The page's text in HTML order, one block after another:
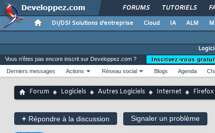
FORUMS TUTORIELS
DI/DSI Solutions d'entreprise Cloud IA ALM
Vous n'êtes pas encore inscrit sur Developpez.com ?
Inscrivez-vous
Derniers messages
Actions Réseau social Blogs Agenda
Forum Logiciels Autres Logiciels Internet Firefox
+ Répondre à la discussion Signaler un problème